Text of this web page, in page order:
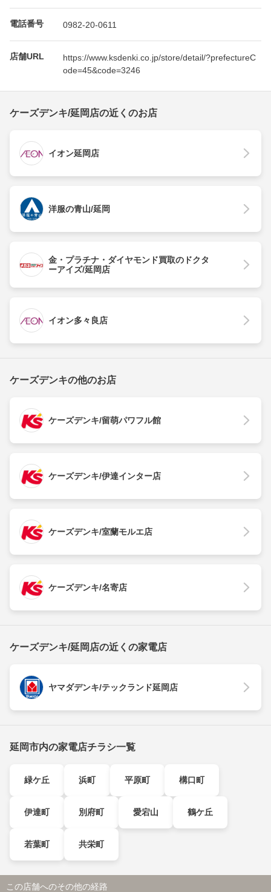
電話番号 0982-20-0611
店舗URL
https://www.ksdenki.co.jp/store/detail/?prefectureC
ode=45&code=3246
ケーズデンキ/延岡店の近くのお店
イオン延岡店
洋服の青山/延岡
金・プラチナ・ダイヤモンド買取のドクタ
ーアイズ/延岡店
イオン多々良店
ケーズデンキの他のお店
ケーズデンキ/留萌パワフル館
ケーズデンキ/伊達インター店
ケーズデンキ/室蘭モルエ店
ケーズデンキ/名寄店
ケーズデンキ/延岡店の近くの家電店
ヤマダデンキ/テックランド延岡店
延岡市内の家電店チラシ一覧
緑ケ丘 浜町 平原町 構口町
伊達町 別府町 愛宕山 鶴ケ丘
若葉町 共栄町
この店舗へのその他の経路